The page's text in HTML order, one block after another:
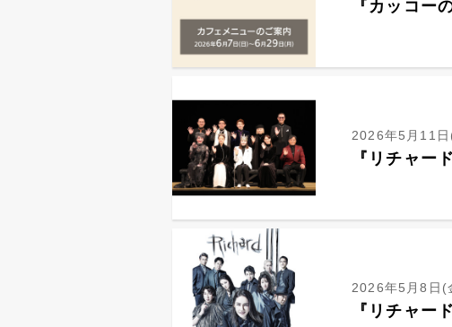
『カッコー
2026年5月11日
『リチャー
2026年5月8日(
『リチャー